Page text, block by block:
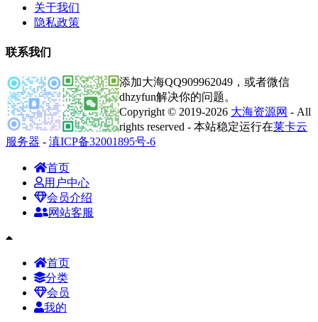
关于我们
隐私政策
联系我们
添加大海QQ909962049，或者微信
dhzyfun解决你的问题。
Copyright © 2019-2026 大海资源网 - All
rights reserved - 本站稳定运行在莱卡云
服务器 - 滇ICP备32001895号-6
首页
用户中心
会员介绍
网站客服
首页
分类
会员
我的